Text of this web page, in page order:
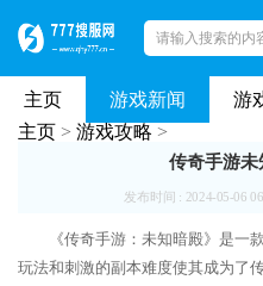
主页 游戏新闻 游
主页 > 游戏攻略 >
传奇手游未
发布时间 : 2024-05-06
《传奇手游：未知暗殿》是一
玩法和刺激的副本难度使其成为了